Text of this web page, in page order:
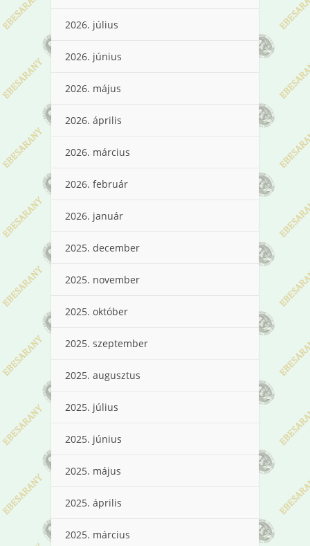
2026. július
2026. június
2026. május
2026. április
2026. március
2026. február
2026. január
2025. december
2025. november
2025. október
2025. szeptember
2025. augusztus
2025. július
2025. június
2025. május
2025. április
2025. március